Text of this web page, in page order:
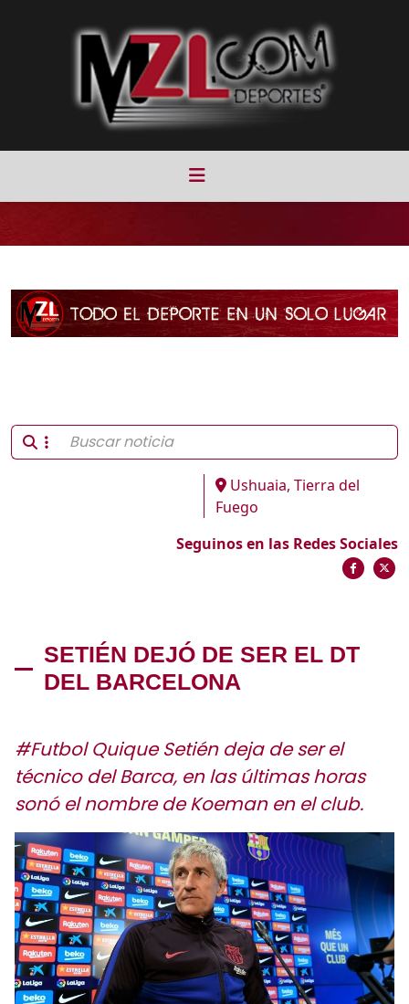
Ushuaia, Tierra del
Fuego
Seguinos en las Redes Sociales
SETIÉN DEJÓ DE SER EL DT
DEL BARCELONA
#Futbol Quique Setién deja de ser el
técnico del Barca, en las últimas horas
sonó el nombre de Koeman en el club.